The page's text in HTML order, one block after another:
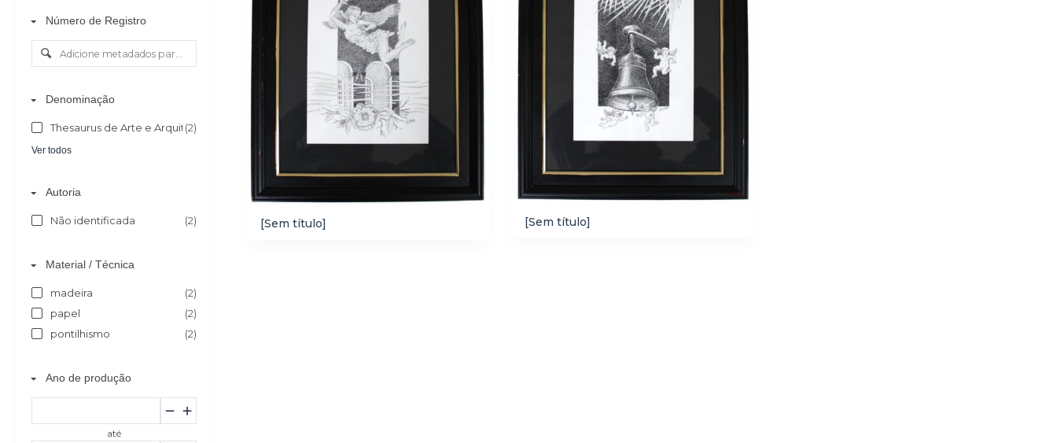
Número de Registro
Denominação
Thesaurus de Arte e Arquitetura - AAT
(2)
Ver todos
Autoria
Não identificada (2)
Material / Técnica
madeira
(2)
papel
(2)
pontilhismo
(2)
Ano de produção
até
[Sem título] [Sem título]